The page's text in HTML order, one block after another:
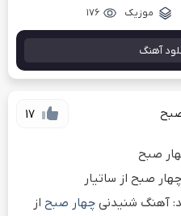
موزیک ۱۷۶
آهنگ
17 صبح
صبح
صبح از ساتیار
آهنگ شنیدنی چهار صبح از